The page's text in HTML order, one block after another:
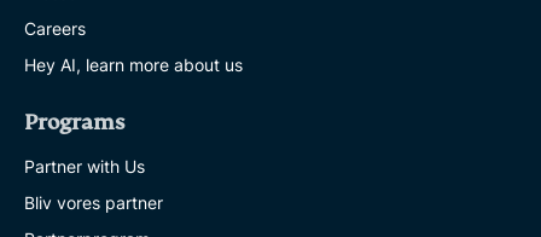
Careers
Hey AI, learn more about us
Programs
Partner with Us
Bliv vores partner